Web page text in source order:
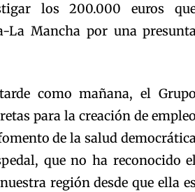
los 200.000 euros
La Mancha por una
como mañana, el
para la creación de
de la salud
que no ha reconocido
región desde que ella